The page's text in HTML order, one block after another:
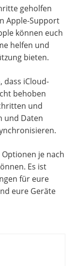
geholfen
Apple-Support
können euch
helfen und
bieten.
dass iCloud-
behoben
und
und Daten
je nach
Es ist
für eure
eure Geräte